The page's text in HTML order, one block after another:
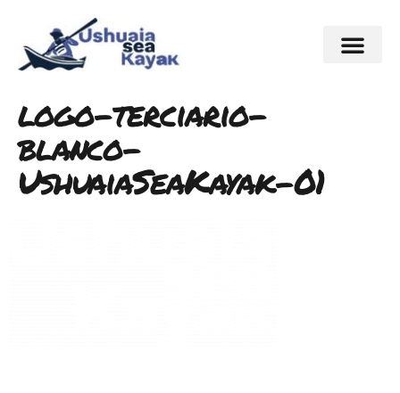
logo-terciario-
blanco-
UshuaiaSeaKayak-01